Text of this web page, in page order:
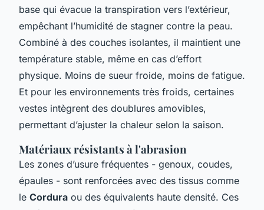
base qui évacue la transpiration vers l’extérieur,
empêchant l’humidité de stagner contre la peau.
Combiné à des couches isolantes, il maintient une
température stable, même en cas d’effort
physique. Moins de sueur froide, moins de fatigue.
Et pour les environnements très froids, certaines
vestes intègrent des doublures amovibles,
permettant d’ajuster la chaleur selon la saison.
Matériaux résistants à l'abrasion
Les zones d’usure fréquentes - genoux, coudes,
épaules - sont renforcées avec des tissus comme
le Cordura ou des équivalents haute densité. Ces